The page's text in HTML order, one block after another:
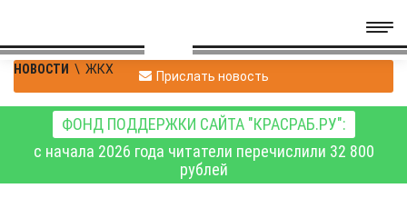
НОВОСТИ \ ЖКХ Прислать новость
ФОНД ПОДДЕРЖКИ САЙТА "КРАСРАБ.РУ":
с начала 2026 года читатели перечислили 32 800
рублей